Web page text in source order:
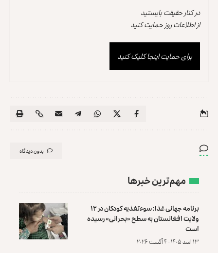
در کنار حقیقت بایستید
از اطلاعات روز حمایت کنید
برای حمایت اینجا کلیک کنید
بدون دیدگاه
مهم‌ترین خبرها
برنامه جهانی غذا: سوءتغذیه کودکان در ۱۲
ولایت افغانستان به سطح «بحرانی» رسیده
است
۱۳ اسد ۱۴۰۵ - ۴ آگست ۲۰۲۶